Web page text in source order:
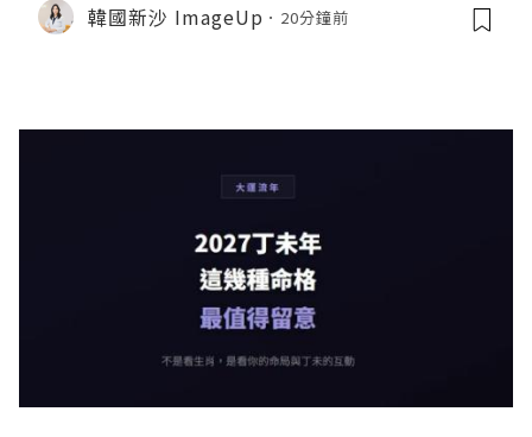
韓國新沙 ImageUp 20分鐘前